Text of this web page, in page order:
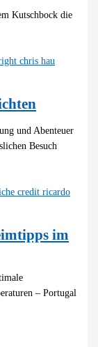
Kutschbock die
und Abenteuer
Besuch
im
– Portugal